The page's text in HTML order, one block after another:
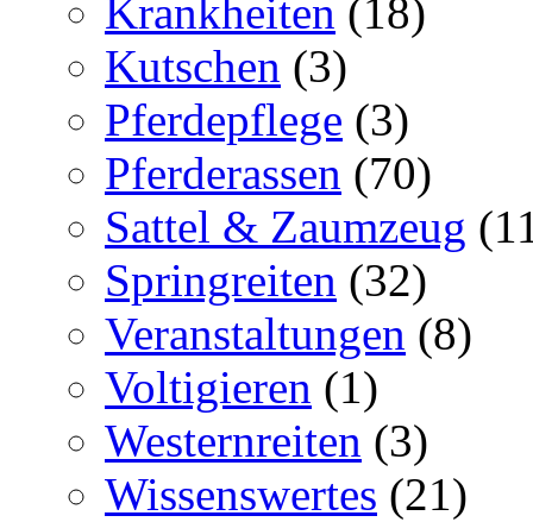
Krankheiten (18)
Kutschen (3)
Pferdepflege (3)
Pferderassen (70)
Sattel & Zaumzeug
Springreiten (32)
Veranstaltungen (8)
Voltigieren (1)
Westernreiten (3)
Wissenswertes (21)